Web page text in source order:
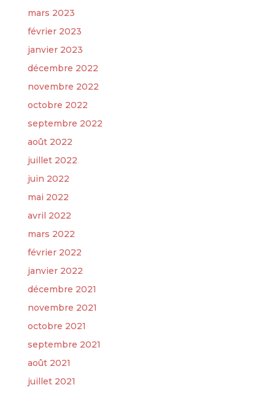
mars 2023
février 2023
janvier 2023
décembre 2022
novembre 2022
octobre 2022
septembre 2022
août 2022
juillet 2022
juin 2022
mai 2022
avril 2022
mars 2022
février 2022
janvier 2022
décembre 2021
novembre 2021
octobre 2021
septembre 2021
août 2021
juillet 2021